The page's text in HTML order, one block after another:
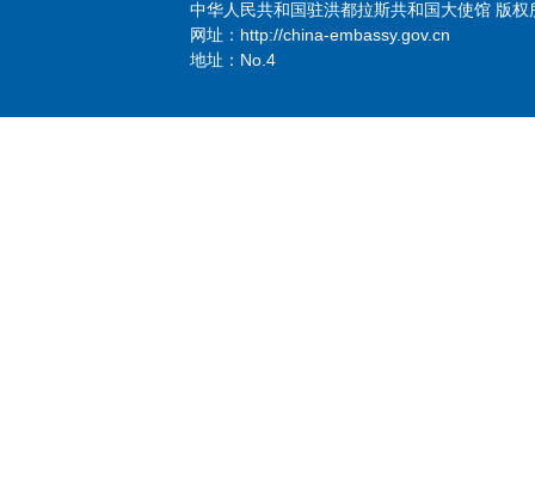
中华人民共和国驻洪都拉斯共和国大使馆 版权
网址：http://china-embassy.gov.cn
地址：No.4